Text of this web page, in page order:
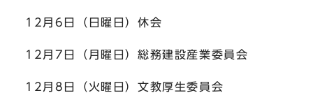
12月6日（日曜日）休会
12月7日（月曜日）総務建設産業委員会
12月8日（火曜日）文教厚生委員会